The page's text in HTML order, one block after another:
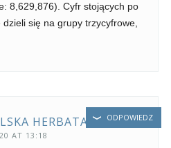
8,629,876). Cyfr stojących po
dzieli się na grupy trzycyfrowe,
HERBATA
AT 13:18
ODPOWIEDZ